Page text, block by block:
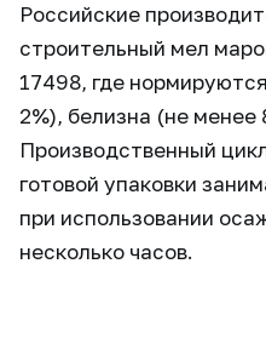
Российские
строительный мел
17498, где
2%), белизна (не менее
Производственный
готовой упаковки
при использовании
несколько часов.